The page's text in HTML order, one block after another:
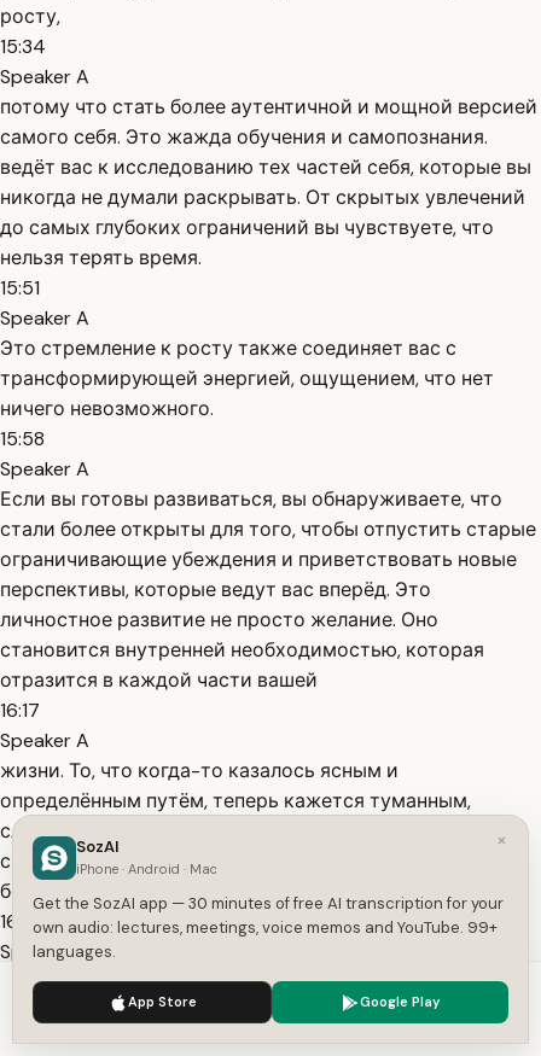
росту,
15:34
Speaker A
потому что стать более аутентичной и мощной версией
самого себя. Это жажда обучения и самопознания.
ведёт вас к исследованию тех частей себя, которые вы
никогда не думали раскрывать. От скрытых увлечений
до самых глубоких ограничений вы чувствуете, что
нельзя терять время.
15:51
Speaker A
Это стремление к росту также соединяет вас с
трансформирующей энергией, ощущением, что нет
ничего невозможного.
15:58
Speaker A
Если вы готовы развиваться, вы обнаруживаете, что
стали более открыты для того, чтобы отпустить старые
ограничивающие убеждения и приветствовать новые
перспективы, которые ведут вас вперёд. Это
личностное развитие не просто желание. Оно
становится внутренней необходимостью, которая
отразится в каждой части вашей
16:17
Speaker A
жизни. То, что когда-то казалось ясным и
определённым путём, теперь кажется туманным,
словно вам нужно открыть новые направления, новые
способы мышления и действий. Личностный рост
больше не является просто выбором. Это приоритет.
16:32
Speaker A
Вы готовы отправиться в путешествие, которое
изменит не только ваш внешний мир, оно изменит ваше
внутреннее я такими способами, которые вы ещё не
We use cookies to enhance your experience.
×
SozAI
iPhone · Android · Mac
Get the SozAI app — 30 minutes of free AI transcription for your
own audio: lectures, meetings, voice memos and YouTube. 99+
languages.
App Store Google Play